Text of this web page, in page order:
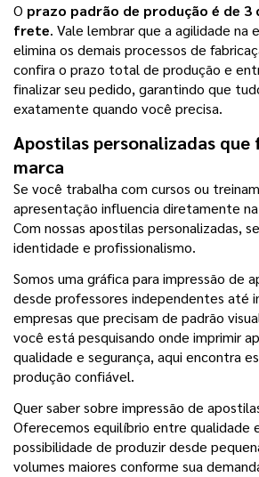
O prazo padrão de produção é de 3
frete. Vale lembrar que a agilidade na
elimina os demais processos de
confira o prazo total de produção e
finalizar seu pedido, garantindo que
exatamente quando você precisa.
Apostilas personalizadas que
marca
Se você trabalha com cursos ou
apresentação influencia diretamente
Com nossas apostilas personalizadas,
identidade e profissionalismo.
Somos uma gráfica para impressão de
desde professores independentes até
empresas que precisam de padrão
você está pesquisando onde imprimir
qualidade e segurança, aqui encontra
produção confiável.
Quer saber sobre impressão de
Oferecemos equilíbrio entre qualidade
possibilidade de produzir desde
volumes maiores conforme sua